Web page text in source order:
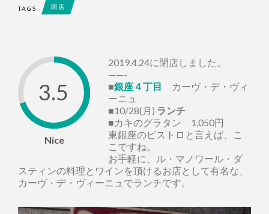
TAGS 閉店
3.5
Nice
2019.4.24に閉店しました。
——-
■銀座４丁目
カーヴ・デ・ヴィ
ーニュ
■10/28(月) ランチ
■カキのグラタン 1,050円
東銀座のビストロと言えば、こ
こですね。
お手軽に、ル・マノワール・ダ
スティンの料理とワインを頂けるお店として有名な、
カーヴ・デ・ヴィーニュでランチです。